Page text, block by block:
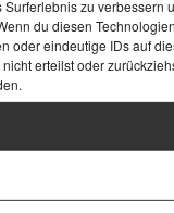
zu verbessern
du diesen
oder eindeutige IDs auf
erteilst oder
Sehr kreativ und
Klangräume eine
Titel klingt romantisch,